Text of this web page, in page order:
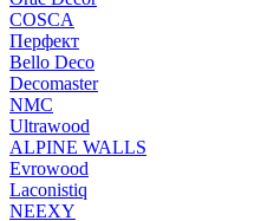
COSCA
Перфект
Bello Deco
Decomaster
NMС
Ultrawood
ALPINE WALLS
Evrowood
Laconistiq
NEEXY